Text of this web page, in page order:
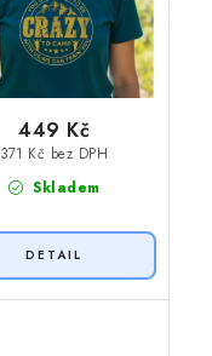
Skladem
371 Kč bez DPH
449 Kč